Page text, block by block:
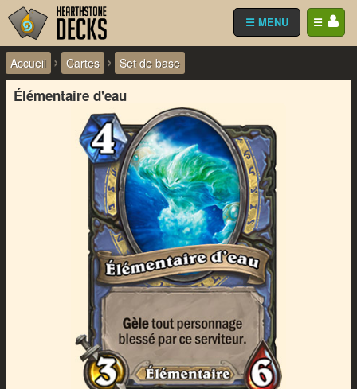
☰
☰ MENU
Accueil › Cartes › Set de base
Élémentaire d'eau